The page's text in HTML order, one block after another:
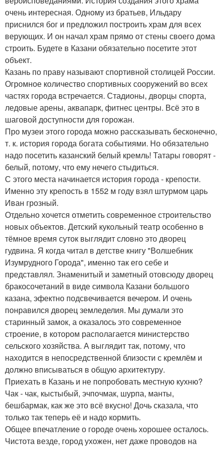
очень интересная. Одному из братьев, Ильдару
приснился бог и предложил построить храм для всех
верующих. И он начал храм прямо от стены своего дома
строить. Будете в Казани обязательно посетите этот
объект.
Казань по праву называют спортивной столицей России.
Огромное количество спортивных сооружений во всех
частях города встречается. Стадионы, дворцы спорта,
ледовые арены, аквапарк, фитнес центры. Всё это в
шаговой доступности для горожан.
Про музеи этого города можно рассказывать бесконечно,
т. к. история города богата событиями. Но обязательно
надо посетить казанский белый кремль! Татары говорят -
белый, потому, что ему нечего стыдиться.
С этого места начинается история города - крепости.
Именно эту крепость в 1552 м году взял штурмом царь
Иван грозный.
Отдельно хочется отметить современное строительство
новых объектов. Детский кукольный театр особенно в
тёмное время суток выглядит словно это дворец
гудвина. Я когда читал в детстве книгу "Волшебник
Изумрудного Города", именно так его себе и
представлял. Знаменитый и заметный отовсюду дворец
бракосочетаний в виде символа Казани большого
казана, эфектно подсвечивается вечером. И очень
понравился дворец земледелия. Мы думали это
старинный замок, а оказалось это современное
строение, в котором располагается министерство
сельского хозяйства. А выглядит так, потому, что
находится в непосредственной близости с кремлём и
должно вписываться в общую архитектуру.
Приехать в Казань и не попробовать местную кухню?
Чак - чак, кыстыбый, эчпочмак, шурпа, манты,
бешбармак, как же это всё вкусно! Дочь сказала, что
только так теперь её и надо кормить.
Общее впечатление о городе очень хорошее осталось.
Чистота везде, город ухожен, нет даже проводов на